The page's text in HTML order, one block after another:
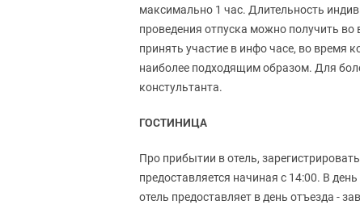
максимально 1 час. Длительность
проведения отпуска можно получить во
принять участие в инфо часе, во время
наиболее подходящим образом. Для
констультанта.
ГОСТИНИЦА
Про прибытии в отель,
предоставляется начиная с 14:00. В
отель предоставляет в день отъезда -